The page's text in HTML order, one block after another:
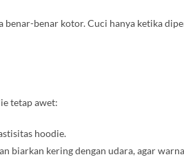
benar kotor. Cuci hanya ketika
tetap awet:
hoodie.
biarkan kering dengan udara, agar